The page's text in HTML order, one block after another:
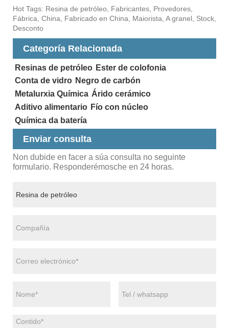
Hot Tags: Resina de petróleo, Fabricantes, Provedores,
Fábrica, China, Fabricado en China, Maiorista, A granel, Stock,
Desconto
Categoría Relacionada
Resinas de petróleo Ester de colofonia
Conta de vidro Negro de carbón
Metalurxia Química Árido cerámico
Aditivo alimentario Fío con núcleo
Química da batería
Enviar consulta
Non dubide en facer a súa consulta no seguinte
formulario. Responderémosche en 24 horas.